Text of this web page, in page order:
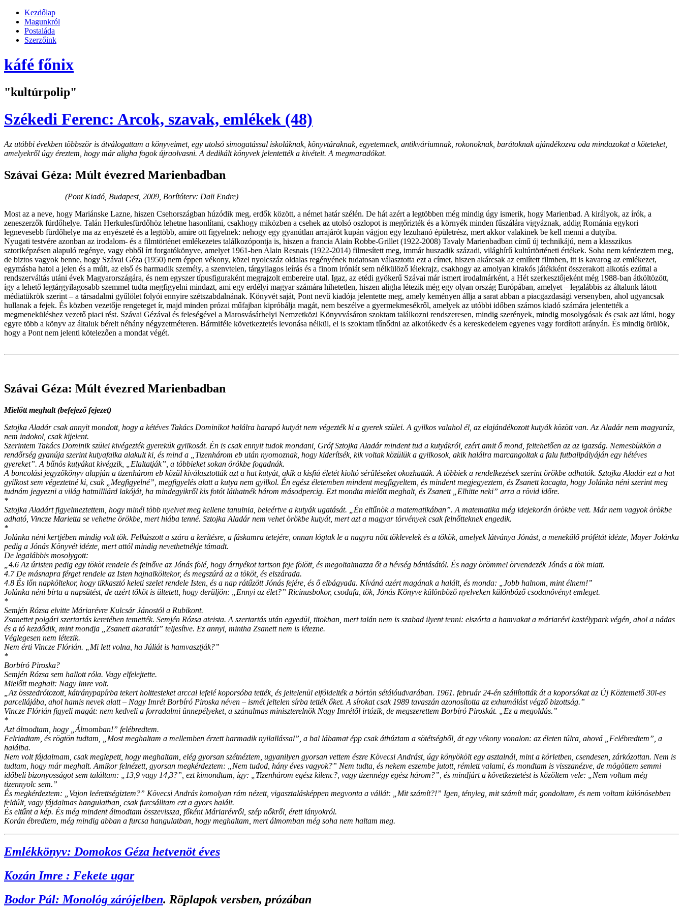
Kezdőlap
Magunkról
Postaláda
Szerzőink
káfé főnix
"kultúrpolip"
Székedi Ferenc: Arcok, szavak, emlékek (48)
Az utóbbi években többször is átválogattam a könyveimet, egy utolsó simogatással iskoláknak, könyvtáraknak, egyetemnek, antikváriumnak, rokonoknak, barátoknak ajándékozva oda mindazokat a köteteket,
amelyekről úgy éreztem, hogy már aligha fogok újraolvasni. A dedikált könyvek jelentették a kivételt. A megmaradókat.
Szávai Géza: Múlt évezred Marienbadban
(Pont Kiadó, Budapest, 2009, Borítóterv: Dali Endre)
Most az a neve, hogy Mariánske Lazne, hiszen Csehországban húzódik meg, erdők között, a német határ szélén. De hát azért a legtöbben még mindig úgy ismerik, hogy Marienbad. A királyok, az írók, a
zeneszerzők fürdőhelye. Talán Herkulesfürdőhöz lehetne hasonlítani, csakhogy miközben a csehek az utolsó oszlopot is megőrizték és a környék minden fűszálára vigyáznak, addig Románia egykori
legnevesebb fürdőhelye ma az enyészeté és a legtöbb, amire ott figyelnek: nehogy egy gyanútlan arrajárót kupán vágjon egy lezuhanó épületrész, mert akkor valakinek be kell menni a dutyiba.
Nyugati testvére azonban az irodalom- és a filmtörténet emlékezetes találkozópontja is, hiszen a francia Alain Robbe-Grillet (1922-2008) Tavaly Marienbadban című új technikájú, nem a klasszikus
sztoriképzésen alapuló regénye, vagy ebből írt forgatókönyve, amelyet 1961-ben Alain Resnais (1922-2014) filmesített meg, immár huszadik századi, világhírű kultúrtörténeti értékek. Soha nem kérdeztem meg,
de biztos vagyok benne, hogy Szávai Géza (1950) nem éppen vékony, közel nyolcszáz oldalas regényének tudatosan választotta ezt a címet, hiszen akárcsak az említett filmben, itt is kavarog az emlékezet,
egymásba hatol a jelen és a múlt, az első és harmadik személy, a szenvtelen, tárgyilagos leírás és a finom iróniát sem nélkülöző lélekrajz, csakhogy az amolyan kirakós játékként összerakott alkotás ezúttal a
rendszerváltás utáni évek Magyarországára, és nem egyszer típusfiguraként megrajzolt embereire utal. Igaz, az etédi gyökerű Szávai már ismert irodalmárként, a Hét szerkesztőjeként még 1988-ban átköltözött,
így a lehető legtárgyilagosabb szemmel tudta megfigyelni mindazt, ami egy erdélyi magyar számára hihetetlen, hiszen aligha létezik még egy olyan ország Európában, amelyet – legalábbis az általunk látott
médiatükrök szerint – a társadalmi gyűlölet folyói ennyire szétszabdalnának. Könyvét saját, Pont nevű kiadója jelentette meg, amely keményen állja a sarat abban a piacgazdasági versenyben, ahol ugyancsak
hullanak a fejek. És közben vezetője rengeteget ír, majd minden prózai műfajban kipróbálja magát, nem beszélve a gyermekmesékről, amelyek az utóbbi időben számos kiadó számára jelentették a
megmeneküléshez vezető piaci rést. Szávai Gézával és feleségével a Marosvásárhelyi Nemzetközi Könyvvásáron szoktam találkozni rendszeresen, mindig szerények, mindig mosolygósak és csak azt látni, hogy
egyre több a könyv az általuk bérelt néhány négyzetméteren. Bármiféle következtetés levonása nélkül, el is szoktam tűnődni az alkotókedv és a kereskedelem egyenes vagy fordított arányán. És mindig örülök,
hogy a Pont nem jelenti kötelezően a mondat végét.
Szávai Géza: Múlt évezred Marienbadban
Mielőtt meghalt (befejező fejezet)
Sztojka Aladár csak annyit mondott, hogy a kétéves Takács Dominikot halálra harapó kutyát nem végezték ki a gyerek szülei. A gyilkos valahol él, az elajándékozott kutyák között van. Az Aladár nem magyaráz,
nem indokol, csak kijelent.
Szerintem Takács Dominik szülei kivégezték gyerekük gyilkosát. Én is csak ennyit tudok mondani, Gróf Sztojka Aladár mindent tud a kutyákról, ezért amit ő mond, feltehetően az az igazság. Nemesbükkön a
rendőrség gyanúja szerint kutyafalka alakult ki, és mind a „Tizenhárom eb után nyomoznak, hogy kiderítsék, kik voltak közülük a gyilkosok, akik halálra marcangoltak a falu futballpályáján egy hétéves
gyereket”. A bűnös kutyákat kivégzik, „Elaltatják”, a többieket sokan örökbe fogadnák.
A boncolási jegyzőkönyv alapján a tizenhárom eb közül kiválasztották azt a hat kutyát, akik a kisfiú életét kioltó sérüléseket okozhatták. A többiek a rendelkezések szerint örökbe adhatók. Sztojka Aladár ezt a hat
gyilkost sem végeztetné ki, csak „Megfigyelné”, megfigyelés alatt a kutya nem gyilkol. Én egész életemben mindent megfigyeltem, és mindent megjegyeztem, és Zsanett kacagta, hogy Jolánka néni szerint meg
tudnám jegyezni a világ hatmilliárd lakóját, ha mindegyikről kis fotót láthatnék három másodpercig. Ezt mondta mielőtt meghalt, és Zsanett „Elhitte neki” arra a rövid időre.
*
Sztojka Aladárt figyelmeztettem, hogy minél több nyelvet meg kellene tanulnia, beleértve a kutyák ugatását. „Én eltűnök a matematikában”. A matematika még idejekorán örökbe vett. Már nem vagyok örökbe
adható, Vincze Marietta se vehetne örökbe, mert hiába tenné. Sztojka Aladár nem vehet örökbe kutyát, mert azt a magyar törvények csak felnőtteknek engedik.
*
Jolánka néni kertjében mindig volt tök. Felkúszott a szára a kerítésre, a fáskamra tetejére, onnan lógtak le a nagyra nőtt töklevelek és a tökök, amelyek látványa Jónást, a menekülő prófétát idézte, Mayer Jolánka
pedig a Jónás Könyvét idézte, mert attól mindig nevethetnékje támadt.
De legalábbis mosolygott:
„4.6 Az úristen pedig egy tököt rendele és felnőve az Jónás fölé, hogy árnyékot tartson feje fölött, és megoltalmazza őt a hévség bántásától. És nagy örömmel örvendezék Jónás a tök miatt.
4.7 De másnapra férget rendele az Isten hajnalköltekor, és megszúrá az a tököt, és elszárada.
4.8 És lőn napköltekor, hogy tikkasztó keleti szelet rendele Isten, és a nap rátűzött Jónás fejére, és ő elbágyada. Kíváná azért magának a halált, és monda: „Jobb halnom, mint élnem!”
Jolánka néni bírta a napsütést, de azért tököt is ültetett, hogy derüljön: „Ennyi az élet?” Ricinusbokor, csodafa, tök, Jónás Könyve különböző nyelveken különböző csodanövényt emleget.
*
Semjén Rózsa elvitte Máriarévre Kulcsár Jánostól a Rubikont.
Zsanettet polgári szertartás keretében temették. Semjén Rózsa ateista. A szertartás után egyedül, titokban, mert talán nem is szabad ilyent tenni: elszórta a hamvakat a máriarévi kastélypark végén, ahol a nádas
és a tó kezdődik, mint mondja „Zsanett akaratát” teljesítve. Ez annyi, mintha Zsanett nem is létezne.
Véglegesen nem létezik.
Nem érti Vincze Flórián. „Mi lett volna, ha Júliát is hamvasztják?”
*
Borbíró Piroska?
Semjén Rózsa sem hallott róla. Vagy elfelejtette.
Mielőtt meghalt: Nagy Imre volt.
„Az összedrótozott, kátránypapírba tekert holttesteket arccal lefelé koporsóba tették, és jeltelenül elföldelték a börtön sétálóudvarában. 1961. február 24-én szállították át a koporsókat az Új Köztemető 30l-es
parcellájába, ahol hamis nevek alatt – Nagy Imrét Borbíró Piroska néven – ismét jeltelen sírba tették őket. A sírokat csak 1989 tavaszán azonosította az exhumálást végző bizottság.”
Vincze Flórián figyeli magát: nem kedveli a forradalmi ünnepélyeket, a szánalmas miniszterelnök Nagy Imrétől irtózik, de megszerettem Borbíró Piroskát. „Ez a megoldás.”
*
Azt álmodtam, hogy „Álmomban!” felébredtem.
Felriadtam, és rögtön tudtam, „Most meghaltam a mellemben érzett harmadik nyilallással”, a bal lábamat épp csak áthúztam a sötétségből, át egy vékony vonalon: az életen túlra, ahová „Felébredtem”, a
halálba.
Nem volt fájdalmam, csak meglepett, hogy meghaltam, elég gyorsan szétnéztem, ugyanilyen gyorsan vettem észre Kövecsi Andrást, úgy könyökölt egy asztalnál, mint a körletben, csendesen, zárkózottan. Nem is
tudtam, hogy már meghalt. Amikor felnézett, gyorsan megkérdeztem: „Nem tudod, hány éves vagyok?” Nem tudta, és nekem eszembe jutott, rémlett valami, és mondtam is visszanézve, de mögöttem semmi
időbeli bizonyosságot sem találtam: „13,9 vagy 14,3?”, ezt kimondtam, így: „Tizenhárom egész kilenc?, vagy tizennégy egész három?”, és mindjárt a következtetést is közöltem vele: „Nem voltam még
tizennyolc sem.”
És megkérdeztem: „Vajon leérettségiztem?” Kövecsi András komolyan rám nézett, vigasztalásképpen megvonta a vállát: „Mit számít?!” Igen, tényleg, mit számít már, gondoltam, és nem voltam különösebben
feldúlt, vagy fájdalmas hangulatban, csak furcsálltam ezt a gyors halált.
És eltűnt a kép. És még mindent álmodtam összevissza, főként Máriarévről, szép nőkről, érett lányokról.
Korán ébredtem, még mindig abban a furcsa hangulatban, hogy meghaltam, mert álmomban még soha nem haltam meg.
Emlékkönyv: Domokos Géza hetvenöt éves
Kozán Imre : Fekete ugar
Bodor Pál: Monológ zárójelben. Röplapok versben, prózában